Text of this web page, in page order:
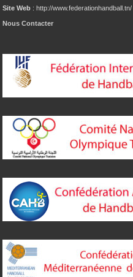
Site Web : http://www.federationhandball.tn/
Nous Contacter